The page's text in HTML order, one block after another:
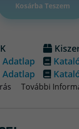
Kosárba Teszem
Adatlap
Adatlap
További